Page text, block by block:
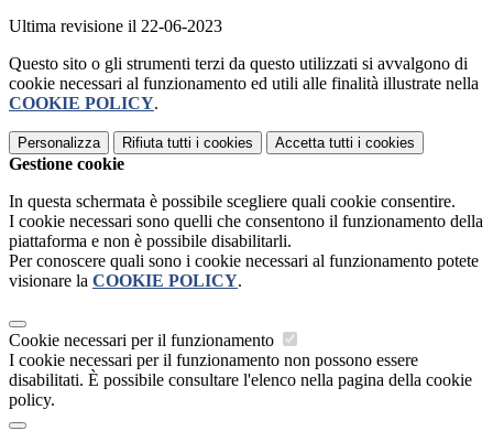
Ultima revisione il 22-06-2023
Questo sito o gli strumenti terzi da questo utilizzati si avvalgono di
cookie necessari al funzionamento ed utili alle finalità illustrate nella
COOKIE POLICY.
Personalizza Rifiuta tutti i cookies Accetta tutti i cookies
Gestione cookie
In questa schermata è possibile scegliere quali cookie consentire.
I cookie necessari sono quelli che consentono il funzionamento della
piattaforma e non è possibile disabilitarli.
Per conoscere quali sono i cookie necessari al funzionamento potete
visionare la COOKIE POLICY.
Cookie necessari per il funzionamento
I cookie necessari per il funzionamento non possono essere
disabilitati. È possibile consultare l'elenco nella pagina della cookie
policy.